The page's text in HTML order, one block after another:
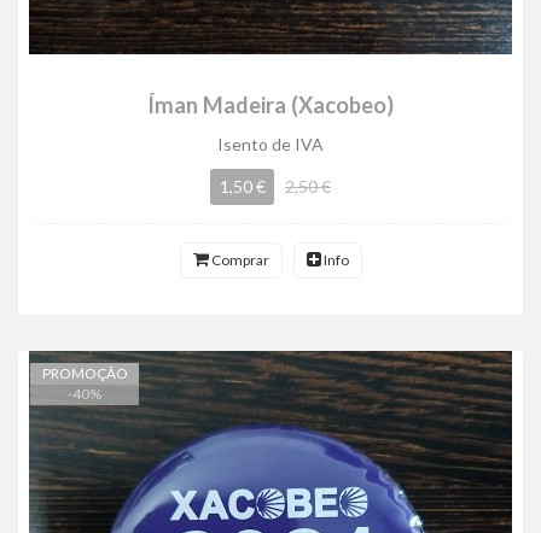
Íman Madeira (Xacobeo)
Isento de IVA
1,50 € 2,50 €
Comprar Info
PROMOÇÃO
-40%